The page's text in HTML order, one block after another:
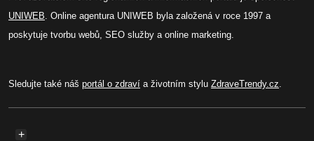
UNIWEB. Online agentura UNIWEB byla založená v roce 1997 a
poskytuje tvorbu webů, SEO služby a online marketing.
Sledujte také náš portál o zdraví a životním stylu ZdraveTrendy.cz.
+